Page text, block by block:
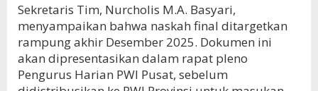
Sekretaris Tim, Nurcholis M.A. Basyari,
menyampaikan bahwa naskah final ditargetkan
rampung akhir Desember 2025. Dokumen ini
akan dipresentasikan dalam rapat pleno
Pengurus Harian PWI Pusat, sebelum